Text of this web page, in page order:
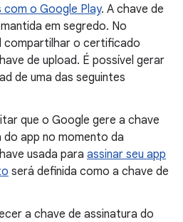
com o Google Play. A chave de
em segredo. No
compartilhar o certificado
de upload. É possível gerar
de uma das seguintes
que o Google gere a chave
do app no momento da
usada para assinar seu app
será definida como a chave de
a chave de assinatura do